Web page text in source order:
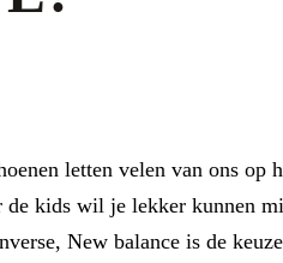
letten velen van ons
kids wil je lekker kunnen
New balance is de